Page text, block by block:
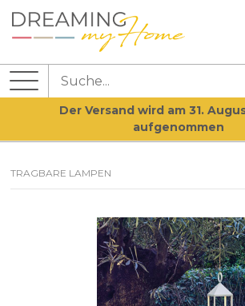
Der Versand wird am 31.
aufgenommen
TRAGBARE LAMPEN